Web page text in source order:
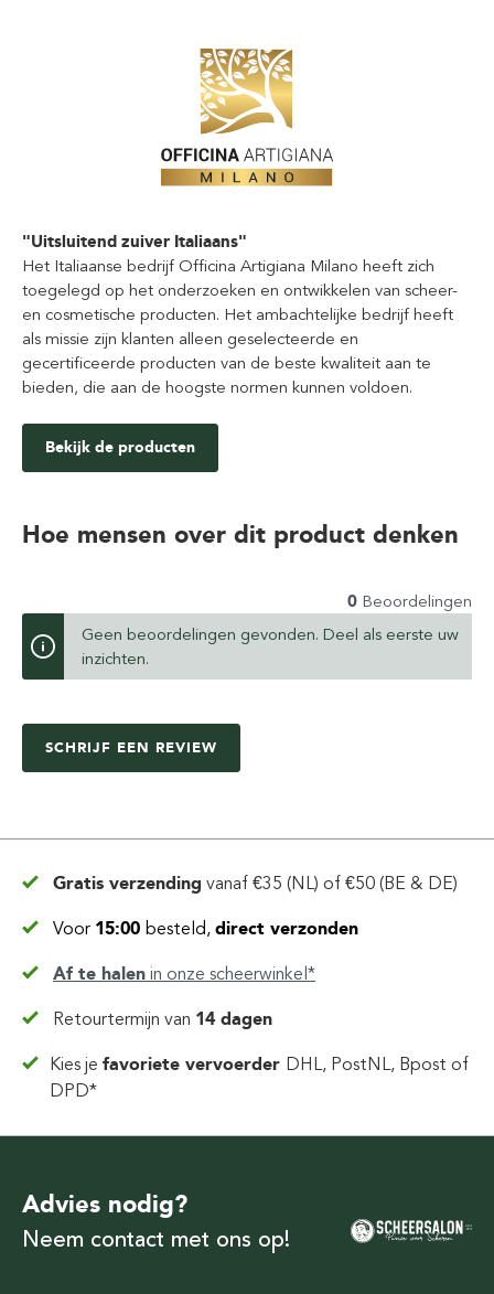
"Uitsluitend zuiver Italiaans"
Het Italiaanse bedrijf Officina Artigiana Milano heeft zich
toegelegd op het onderzoeken en ontwikkelen van scheer-
en cosmetische producten. Het ambachtelijke bedrijf heeft
als missie zijn klanten alleen geselecteerde en
gecertificeerde producten van de beste kwaliteit aan te
bieden, die aan de hoogste normen kunnen voldoen.
Bekijk de producten
Hoe mensen over dit product denken
0 Beoordelingen
Geen beoordelingen gevonden. Deel als eerste uw
inzichten.
SCHRIJF EEN REVIEW
Gratis verzending vanaf €35 (NL) of €50 (BE & DE)
Voor 15:00 besteld, direct verzonden
Af te halen in onze scheerwinkel*
Retourtermijn van 14 dagen
Kies jefavoriete vervoerder DHL, PostNL, Bpost of
DPD*
Advies nodig?
Neem contact met ons op!